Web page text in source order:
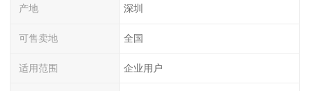
产地 深圳
可售卖地 全国
适用范围 企业用户